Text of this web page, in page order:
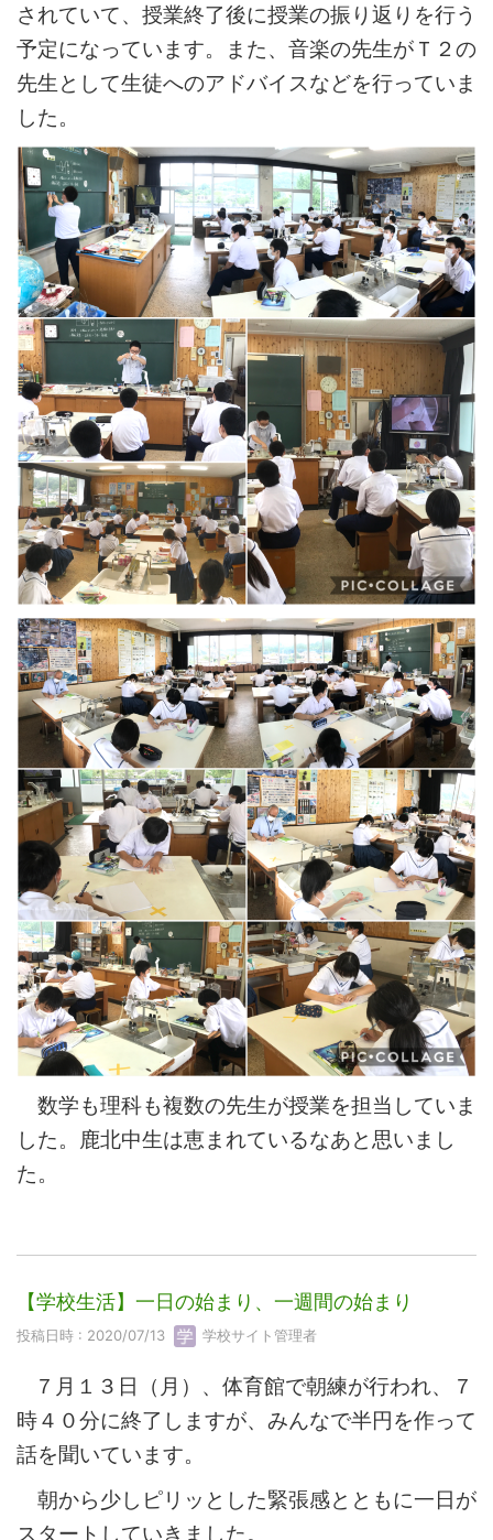
されていて、授業終了後に授業の振り返りを行う
予定になっています。また、音楽の先生がＴ２の
先生として生徒へのアドバイスなどを行っていま
した。
数学も理科も複数の先生が授業を担当していま
した。鹿北中生は恵まれているなあと思いまし
た。
【学校生活】一日の始まり、一週間の始まり
投稿日時 : 2020/07/13 学校サイト管理者
７月１３日（月）、体育館で朝練が行われ、７
時４０分に終了しますが、みんなで半円を作って
話を聞いています。
朝から少しピリッとした緊張感とともに一日が
スタートしていきました。